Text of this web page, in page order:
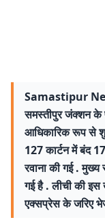
Samastipur
समस्तीपुर जंक्शन के
आधिकारिक रूप से
127 कार्टन में बंद
रवाना की गई .
गई है . लीची की
एक्सप्रेस के जरिए